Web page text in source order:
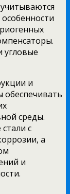
угловые
и
среды.
с
а
и